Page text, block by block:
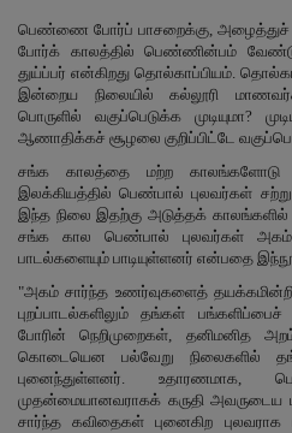
பெண்ணை போர்ப் பாசறைக்கு,
போர்க் காலத்தில் பெண்ணின்பம்
துய்ப்பர் என்கிறது தொல்காப்பியம்.
இன்றைய நிலையில் கல்லூரி
பொருளில் வகுப்பெடுக்க முடியுமா?
ஆணாதிக்கச் சூழலை குறிப்பிட்டே
சங்க காலத்தை மற்ற காலங்களோடு
இலக்கியத்தில் பெண்பால் புலவர்கள்
இந்த நிலை இதற்கு அடுத்தக் காலங்களில்
சங்க கால பெண்பால் புலவர்கள் அகம்
பாடல்களையும் பாடியுள்ளனர் என்பதை
"அகம் சார்ந்த உணர்வுகளைத்
புறப்பாடல்களிலும் தங்கள்
போரின் நெறிமுறைகள், தனிமனித
கொடையென பல்வேறு நிலைகளில்
புனைந்துள்ளனர். உதாரணமாக,
முதன்மையானவராகக் கருதி
சார்ந்த கவிதைகள் புனைகிற புலவராக